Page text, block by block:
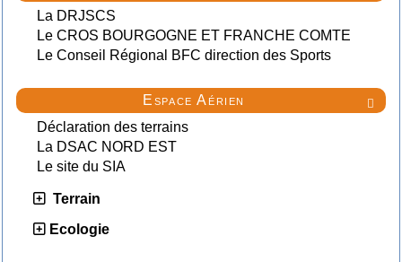
La DRJSCS
Le CROS BOURGOGNE ET FRANCHE COMTE
Le Conseil Régional BFC direction des Sports

Espace Aérien
Déclaration des terrains
La DSAC NORD EST
Le site du SIA
Terrain
Ecologie